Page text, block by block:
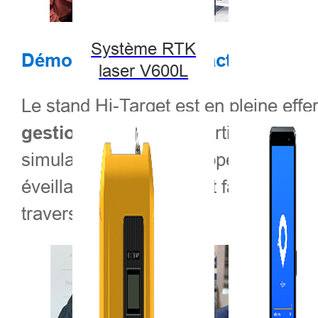
Système RTK
laser V600L
Démonstrations interactives :
Le stand Hi-Target est en pleine
gestion agricole
Les participants
simulations en direct d'opérations
éveillant leur curiosité et favorisant
travers le monde.